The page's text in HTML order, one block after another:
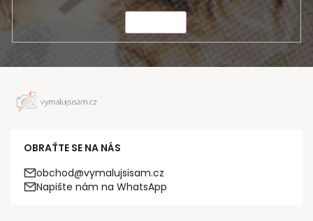
OBRAŤTE SE NA NÁS
obchod@vymalujsisam.cz
Napište nám na WhatsApp